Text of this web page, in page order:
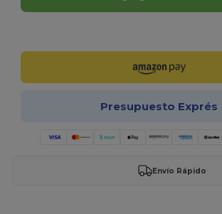
Presupuesto Exprés
Envío Rápido